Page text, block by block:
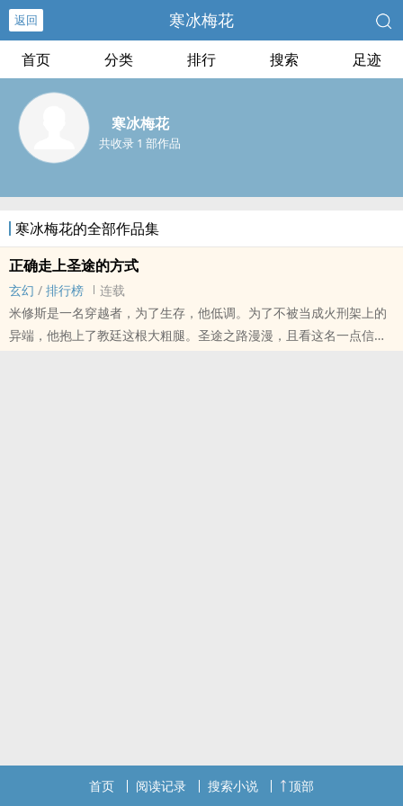
返回 寒冰梅花
首页 分类 排行 搜索 足迹
寒冰梅花
共收录 1 部作品
寒冰梅花的全部作品集
正确走上圣途的方式
玄幻 / 排行榜
连载
米修斯是一名穿越者，为了生存，他低调。为了不被当成火刑架上的
异端，他抱上了教廷这根大粗腿。圣途之路漫漫，且看这名一点信仰
首页 阅读记录 搜索小说 顶部